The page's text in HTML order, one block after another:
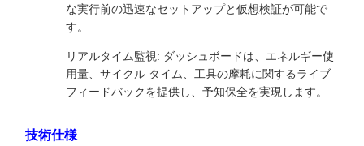
な実行前の迅速なセットアップと仮想検証が可能で
す。
リアルタイム監視: ダッシュボードは、エネルギー使
用量、サイクル タイム、工具の摩耗に関するライブ
フィードバックを提供し、予知保全を実現します。
技術仕様